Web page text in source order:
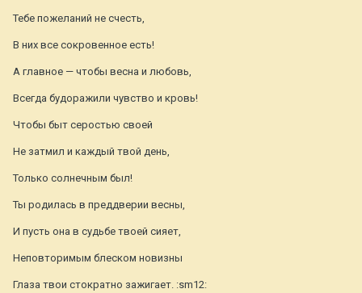
Тебе пожеланий не счесть,
В них все сокровенное есть!
А главное — чтобы весна и любовь,
Всегда будоражили чувство и кровь!
Чтобы быт серостью своей
Не затмил и каждый твой день,
Только солнечным был!
Ты родилась в преддверии весны,
И пусть она в судьбе твоей сияет,
Неповторимым блеском новизны
Глаза твои стократно зажигает. :sm12: